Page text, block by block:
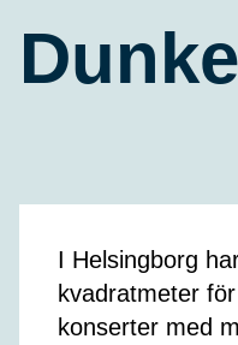
I Helsingborg
kvadratmeter
konserter med